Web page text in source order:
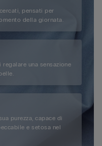
pensati per
della giornata.
una sensazione
purezza, capace di
e setosa nel